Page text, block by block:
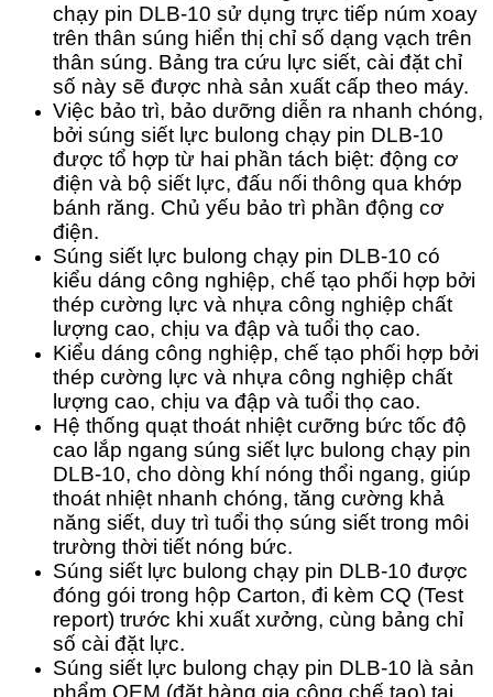
chạy pin DLB-10 sử dụng trực tiếp núm xoay
trên thân súng hiển thị chỉ số dạng vạch trên
thân súng. Bảng tra cứu lực siết, cài đặt chỉ
số này sẽ được nhà sản xuất cấp theo máy.
Việc bảo trì, bảo dưỡng diễn ra nhanh chóng,
bởi súng siết lực bulong chạy pin DLB-10
được tổ hợp từ hai phần tách biệt: động cơ
điện và bộ siết lực, đấu nối thông qua khớp
bánh răng. Chủ yếu bảo trì phần động cơ
điện.
Súng siết lực bulong chạy pin DLB-10 có
kiểu dáng công nghiệp, chế tạo phối hợp bởi
thép cường lực và nhựa công nghiệp chất
lượng cao, chịu va đập và tuổi thọ cao.
Kiểu dáng công nghiệp, chế tạo phối hợp bởi
thép cường lực và nhựa công nghiệp chất
lượng cao, chịu va đập và tuổi thọ cao.
Hệ thống quạt thoát nhiệt cưỡng bức tốc độ
cao lắp ngang súng siết lực bulong chạy pin
DLB-10, cho dòng khí nóng thổi ngang, giúp
thoát nhiệt nhanh chóng, tăng cường khả
năng siết, duy trì tuổi thọ súng siết trong môi
trường thời tiết nóng bức.
Súng siết lực bulong chạy pin DLB-10 được
đóng gói trong hộp Carton, đi kèm CQ (Test
report) trước khi xuất xưởng, cùng bảng chỉ
số cài đặt lực.
Súng siết lực bulong chạy pin DLB-10 là sản
phẩm OEM (đặt hàng gia công chế tạo) tại